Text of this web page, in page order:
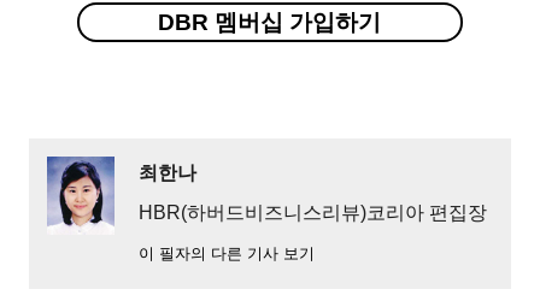
DBR 멤버십 가입하기
최한나
HBR(하버드비즈니스리뷰)코리아 편집장
이 필자의 다른 기사 보기